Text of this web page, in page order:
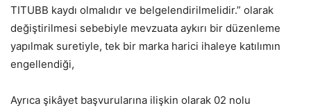
TITUBB kaydı olmalıdır ve belgelendirilmelidir.” olarak
değiştirilmesi sebebiyle mevzuata aykırı bir düzenleme
yapılmak suretiyle, tek bir marka harici ihaleye katılımın
engellendiği,
Ayrıca şikâyet başvurularına ilişkin olarak 02 nolu